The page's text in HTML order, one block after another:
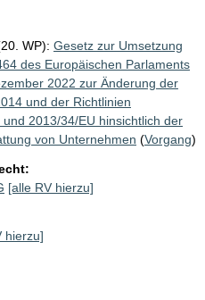
WP): Gesetz zur Umsetzung
des Europäischen Parlaments
2022 zur Änderung der
und der Richtlinien
2013/34/EU hinsichtlich der
von Unternehmen (Vorgang)
[alle RV hierzu]
hierzu]